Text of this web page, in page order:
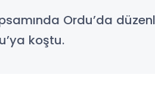
Ordu’da
koştu.